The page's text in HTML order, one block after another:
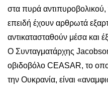
στα πυρά
επειδή έχουν αρθρωτά
αντικατασταθούν μέσα και
Ο Συνταγματάρχης
οβιδοβόλο CEASAR, το
την Ουκρανία, είναι